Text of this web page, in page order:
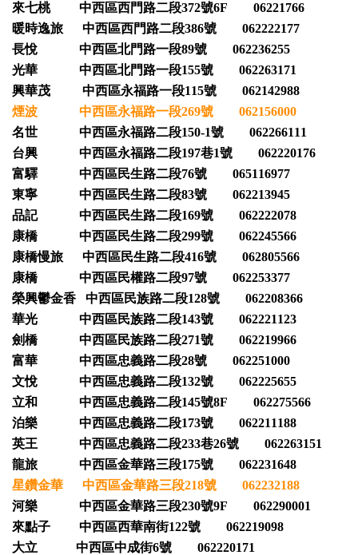
來七桃 中西區西門路二段372號6F 06221766
暖時逸旅 中西區西門路二段386號 062222177
長悅 中西區北門路一段89號 062236255
光華 中西區北門路一段155號 062263171
興華茂 中西區永福路一段115號 062142988
煙波 中西區永福路一段269號 062156000
名世 中西區永福路二段150-1號 062266111
台興 中西區永福路二段197巷1號 062220176
富驛 中西區民生路二段76號 065116977
東寧 中西區民生路二段83號 062213945
品記 中西區民生路二段169號 062222078
康橋 中西區民生路二段299號 062245566
康橋慢旅 中西區民生路二段416號 062805566
康橋 中西區民權路二段97號 062253377
榮興鬱金香 中西區民族路二段128號 062208366
華光 中西區民族路二段143號 062221123
劍橋 中西區民族路二段271號 062219966
富華 中西區忠義路二段28號 062251000
文悅 中西區忠義路二段132號 062225655
立和 中西區忠義路二段145號8F 062275566
泊樂 中西區忠義路二段173號 062211188
英王 中西區忠義路二段233巷26號 062263151
龍旅 中西區金華路三段175號 062231648
星鑽金華 中西區金華路三段218號 062232188
河樂 中西區金華路三段230號9F 062290001
來點子 中西區西華南街122號 062219098
大立 中西區中成街6號 062220171